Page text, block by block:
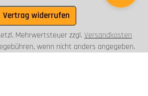
Vertrag widerrufen
Mehrwertsteuer zzgl. Versandkosten
wenn nicht anders angegeben.
anzeigen